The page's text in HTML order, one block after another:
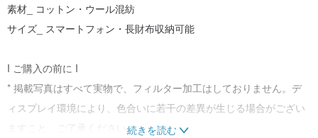
素材_ コットン・ウール混紡
サイズ_ スマートフォン・長財布収納可能
I ご購入の前に I
* 掲載写真はすべて実物で、フィルター加工はしておりません。デ
ィスプレイ環境により、色合いに若干の差異が生じる場合がござい
ますこと、ご了承ください。続きを読む